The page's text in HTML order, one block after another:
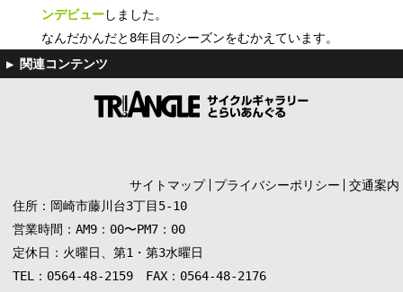
ンデビューしました。
なんだかんだと8年目のシーズンをむかえています。
サイトマップ プライバシーポリシー
交通案内
住所：岡崎市藤川台3丁目5-10
営業時間：AM9：00〜PM7：00
定休日：火曜日、第1・第3水曜日
TEL：0564-48-2159 FAX：0564-48-2176